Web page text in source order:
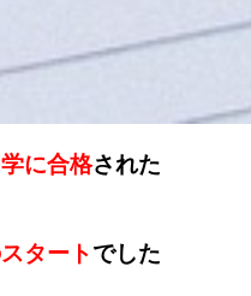
に合格された
タートでした